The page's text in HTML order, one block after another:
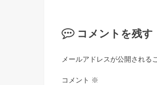
コメントを残す
メールアドレスが公開される
コメント ※